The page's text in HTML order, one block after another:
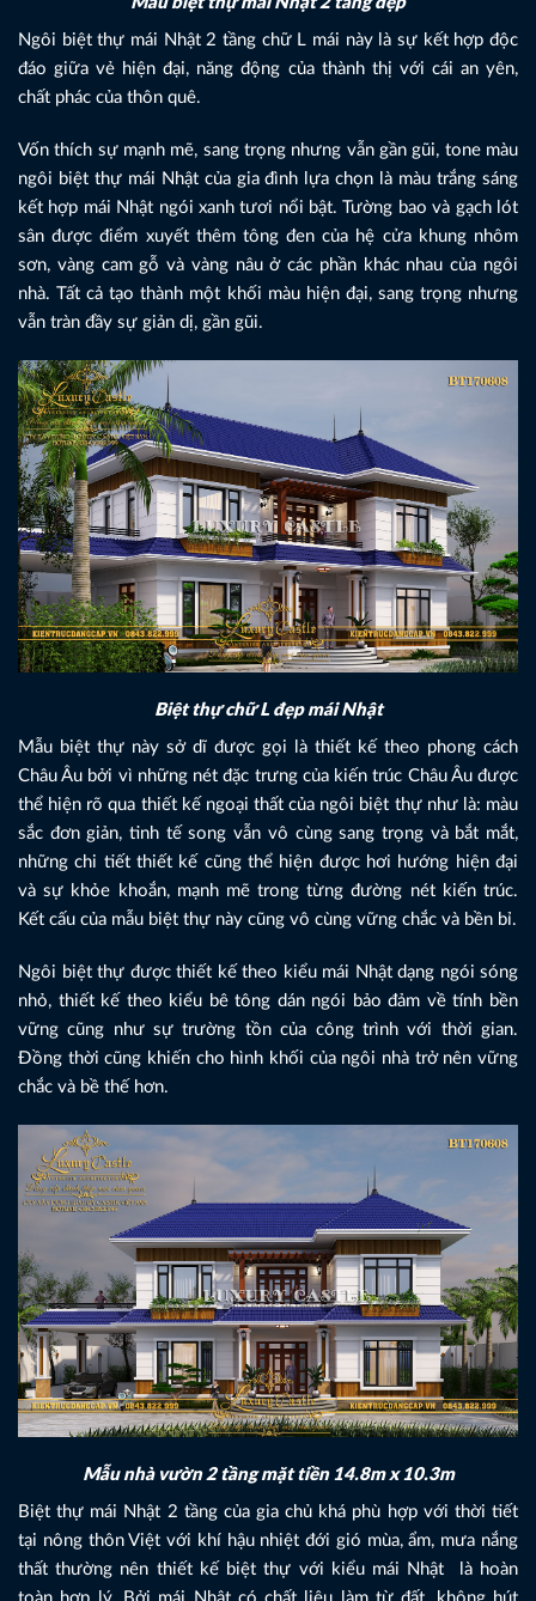
Ngôi biệt thự mái Nhật 2 tầng chữ L mái này là sự kết hợp độc
đáo giữa vẻ hiện đại, năng động của thành thị với cái an yên,
chất phác của thôn quê.
Vốn thích sự mạnh mẽ, sang trọng nhưng vẫn gần gũi, tone màu
ngôi biệt thự mái Nhật của gia đình lựa chọn là màu trắng sáng
kết hợp mái Nhật ngói xanh tươi nổi bật. Tường bao và gạch lót
sân được điểm xuyết thêm tông đen của hệ cửa khung nhôm
sơn, vàng cam gỗ và vàng nâu ở các phần khác nhau của ngôi
nhà. Tất cả tạo thành một khối màu hiện đại, sang trọng nhưng
vẫn tràn đầy sự giản dị, gần gũi.
Biệt thự chữ L đẹp mái Nhật
Mẫu biệt thự này sở dĩ được gọi là thiết kế theo phong cách
Châu Âu bởi vì những nét đặc trưng của kiến trúc Châu Âu được
thể hiện rõ qua thiết kế ngoại thất của ngôi biệt thự như là: màu
sắc đơn giản, tinh tế song vẫn vô cùng sang trọng và bắt mắt,
những chi tiết thiết kế cũng thể hiện được hơi hướng hiện đại
và sự khỏe khoắn, mạnh mẽ trong từng đường nét kiến trúc.
Kết cấu của mẫu biệt thự này cũng vô cùng vững chắc và bền bỉ.
Ngôi biệt thự được thiết kế theo kiểu mái Nhật dạng ngói sóng
nhỏ, thiết kế theo kiểu bê tông dán ngói bảo đảm về tính bền
vững cũng như sự trường tồn của công trình với thời gian.
Đồng thời cũng khiến cho hình khối của ngôi nhà trở nên vững
chắc và bề thế hơn.
Mẫu nhà vườn 2 tầng mặt tiền 14.8m x 10.3m
Biệt thự mái Nhật 2 tầng của gia chủ khá phù hợp với thời tiết
tại nông thôn Việt với khí hậu nhiệt đới gió mùa, ẩm, mưa nắng
thất thường nên thiết kế biệt thự với kiểu mái Nhật là hoàn